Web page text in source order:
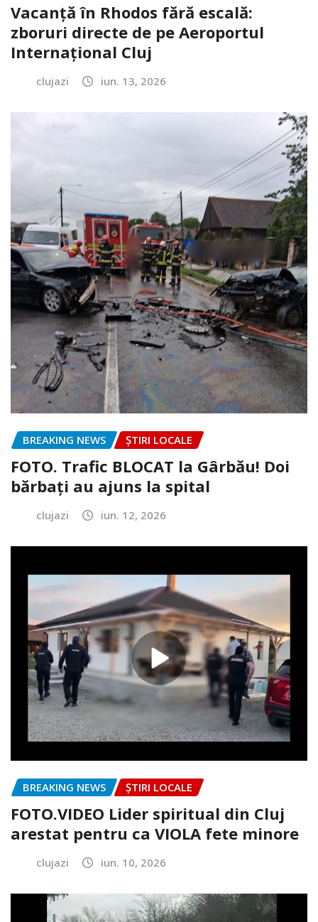
Vacanță în Rhodos fără escală:
zboruri directe de pe Aeroportul
Internațional Cluj
clujazi iun. 13, 2026
BREAKING NEWS ȘTIRI LOCALE
FOTO. Trafic BLOCAT la Gârbău! Doi
bărbați au ajuns la spital
clujazi iun. 12, 2026
BREAKING NEWS ȘTIRI LOCALE
FOTO.VIDEO Lider spiritual din Cluj
arestat pentru ca VIOLA fete minore
clujazi iun. 10, 2026